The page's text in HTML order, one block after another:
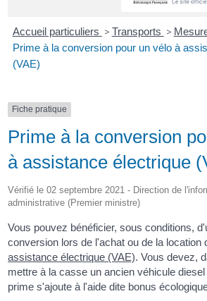
Accueil particuliers > Transports >
Prime à la conversion pour un vélo à
(VAE)
Fiche pratique
Prime à la conversion
à assistance électrique
Vérifié le 02 septembre 2021 - Direction de
administrative (Premier ministre)
Vous pouvez bénéficier, sous conditions,
conversion lors de l'achat ou de la location
assistance électrique (VAE). Vous devez,
mettre à la casse un ancien véhicule
prime s'ajoute à l'aide dite bonus